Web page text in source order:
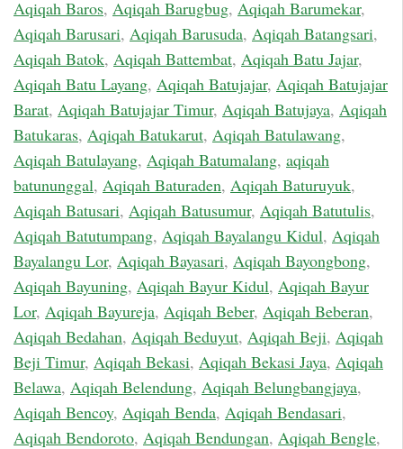
Aqiqah Baros, Aqiqah Barugbug, Aqiqah Barumekar,
Aqiqah Barusari, Aqiqah Barusuda, Aqiqah Batangsari,
Aqiqah Batok, Aqiqah Battembat, Aqiqah Batu Jajar,
Aqiqah Batu Layang, Aqiqah Batujajar, Aqiqah Batujajar
Barat, Aqiqah Batujajar Timur, Aqiqah Batujaya, Aqiqah
Batukaras, Aqiqah Batukarut, Aqiqah Batulawang,
Aqiqah Batulayang, Aqiqah Batumalang, aqiqah
batununggal, Aqiqah Baturaden, Aqiqah Baturuyuk,
Aqiqah Batusari, Aqiqah Batusumur, Aqiqah Batutulis,
Aqiqah Batutumpang, Aqiqah Bayalangu Kidul, Aqiqah
Bayalangu Lor, Aqiqah Bayasari, Aqiqah Bayongbong,
Aqiqah Bayuning, Aqiqah Bayur Kidul, Aqiqah Bayur
Lor, Aqiqah Bayureja, Aqiqah Beber, Aqiqah Beberan,
Aqiqah Bedahan, Aqiqah Beduyut, Aqiqah Beji, Aqiqah
Beji Timur, Aqiqah Bekasi, Aqiqah Bekasi Jaya, Aqiqah
Belawa, Aqiqah Belendung, Aqiqah Belungbangjaya,
Aqiqah Bencoy, Aqiqah Benda, Aqiqah Bendasari,
Aqiqah Bendoroto, Aqiqah Bendungan, Aqiqah Bengle,